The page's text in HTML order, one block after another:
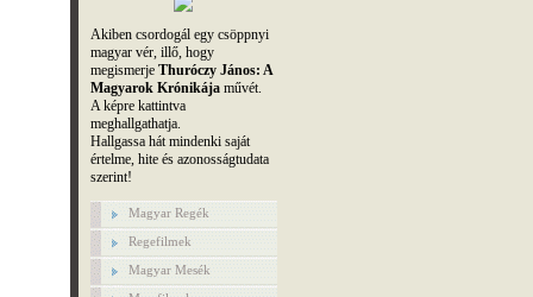
Akiben csordogál egy csöppnyi
magyar vér, illő, hogy
megismerje Thuróczy János: A
Magyarok Krónikájaművét.
A képre kattintva
meghallgathatja.
Hallgassa hát mindenki saját
értelme, hite és azonosságtudata
szerint!
Magyar Regék
Regefilmek
Magyar Mesék